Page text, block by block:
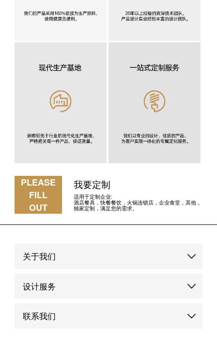
PLEASE
FILL
OUT
我要定制
适用于定制企业:
酒店餐具，快餐餐饮，火锅连锁店，企业食堂，其他，
独家定制，满足您的需求。
关于我们
品牌故事
设计服务
定制服务
联系我们